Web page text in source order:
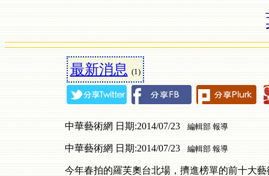
最新消息 (1)
中華藝術網 日期:2014/07/23 編輯部 報導
中華藝術網 日期:2014/07/23 編輯部 報導
今年春拍的羅芙奧台北場，擠進榜單的前十大